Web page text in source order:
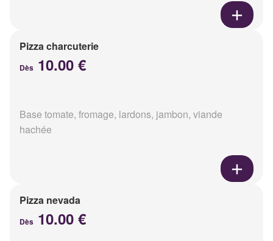
Pizza charcuterie
Dès 10.00 €
Base tomate, fromage, lardons, jambon, viande
hachée
Pizza nevada
Dès 10.00 €